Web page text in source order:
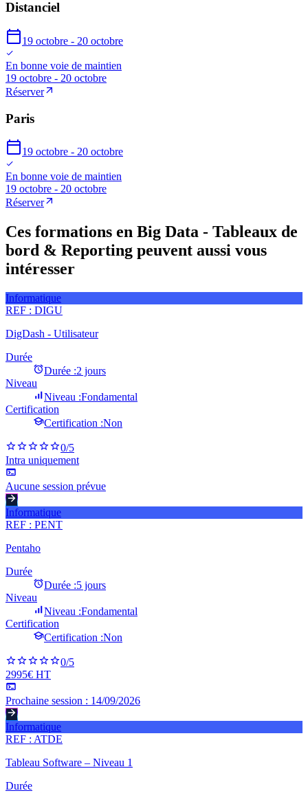
Distanciel
19 octobre - 20 octobre
En bonne voie de maintien
19 octobre - 20 octobre
Réserver
Paris
19 octobre - 20 octobre
En bonne voie de maintien
19 octobre - 20 octobre
Réserver
Ces formations en Big Data - Tableaux de
bord & Reporting peuvent aussi vous
intéresser
Informatique
REF : DIGU
DigDash - Utilisateur
Durée
Durée :2 jours
Niveau
Niveau :Fondamental
Certification
Certification :Non
0/5
Intra uniquement
Aucune session prévue
Informatique
REF : PENT
Pentaho
Durée
Durée :5 jours
Niveau
Niveau :Fondamental
Certification
Certification :Non
0/5
2995€ HT
Prochaine session : 14/09/2026
Informatique
REF : ATDE
Tableau Software – Niveau 1
Durée